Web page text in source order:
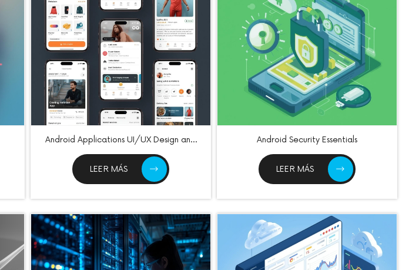
Android Applications UI/UX Design and
LEER MÁS
Android Security Essentials
LEER MÁS